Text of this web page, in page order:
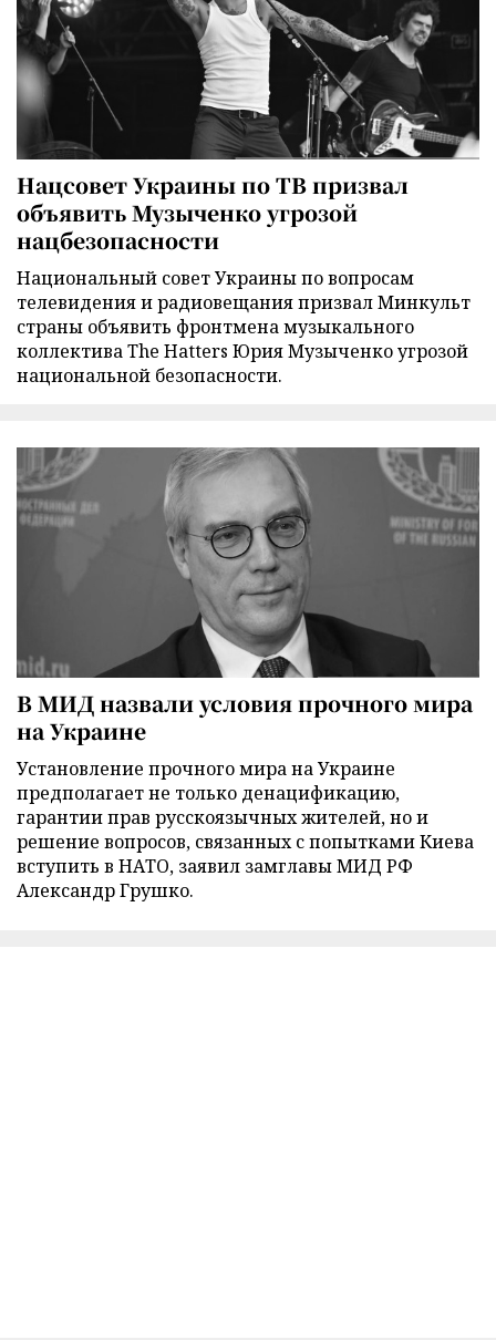
Нацсовет Украины по ТВ призвал
объявить Музыченко угрозой
нацбезопасности
Национальный совет Украины по вопросам
телевидения и радиовещания призвал Минкульт
страны объявить фронтмена музыкального
коллектива The Hatters Юрия Музыченко угрозой
национальной безопасности.
В МИД назвали условия прочного мира
на Украине
Установление прочного мира на Украине
предполагает не только денацификацию,
гарантии прав русскоязычных жителей, но и
решение вопросов, связанных с попытками Киева
вступить в НАТО, заявил замглавы МИД РФ
Александр Грушко.